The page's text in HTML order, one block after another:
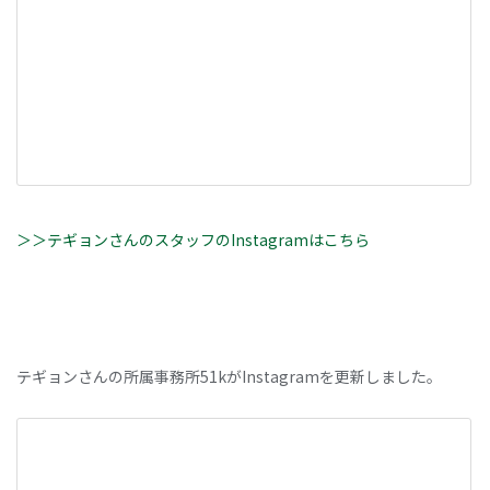
＞＞テギョンさんのスタッフのInstagramはこちら
テギョンさんの所属事務所51kがInstagramを更新しました。